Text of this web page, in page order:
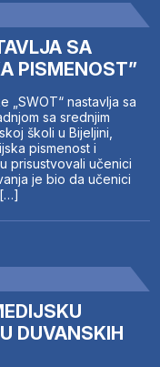
SA
PISMENOST”
„SWOT“ nastavlja sa
sa srednjim
školi u Bijeljini,
pismenost i
prisustvovali učenici
je bio da učenici
DUVANSKIH